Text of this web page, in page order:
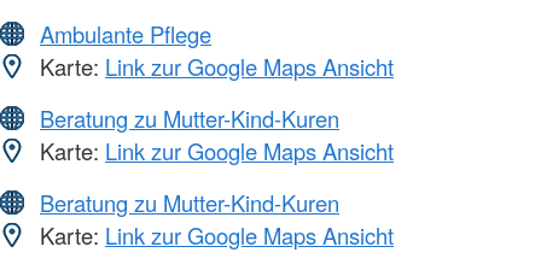
Ambulante Pflege
Karte: Link zur Google Maps Ansicht
Beratung zu Mutter-Kind-Kuren
Karte: Link zur Google Maps Ansicht
Beratung zu Mutter-Kind-Kuren
Karte: Link zur Google Maps Ansicht